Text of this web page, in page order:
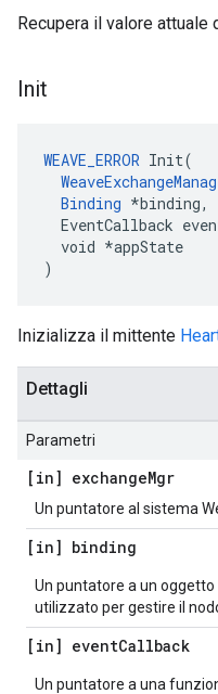
Recupera il valore
Init
WEAVE_ERROR Init(
Binding *binding,
EventCallback
  void *appState
)
Inizializza il mittente
Dettagli
Parametri
[in] exchangeMgr
Un puntatore al sistema
[in] binding
Un puntatore a un
utilizzato per gestire il
[in] eventCallback
Un puntatore a una